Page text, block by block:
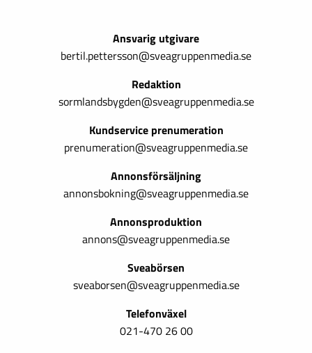
Ansvarig utgivare
bertil.pettersson@sveagruppenmedia.se
Redaktion
sormlandsbygden@sveagruppenmedia.se
Kundservice prenumeration
prenumeration@sveagruppenmedia.se
Annonsförsäljning
annonsbokning@sveagruppenmedia.se
Annonsproduktion
annons@sveagruppenmedia.se
Sveabörsen
sveaborsen@sveagruppenmedia.se
Telefonväxel
021-470 26 00